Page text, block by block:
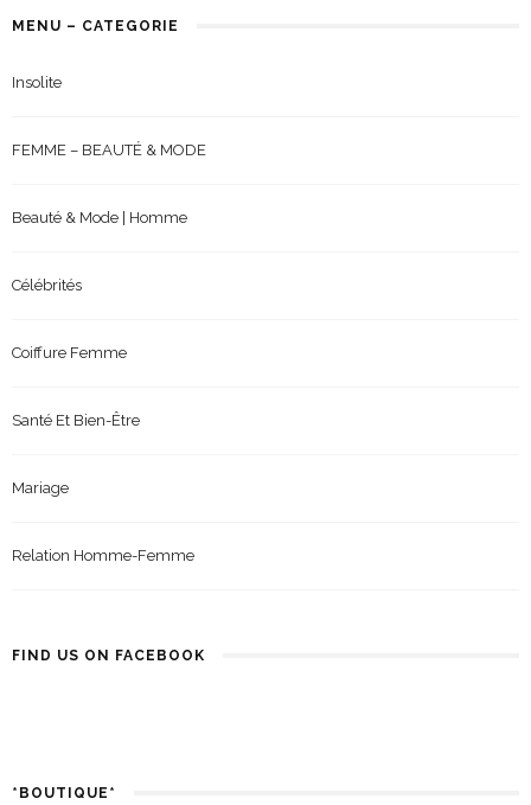
MENU – CATEGORIE
Insolite
FEMME – BEAUTÉ & MODE
Beauté & Mode | Homme
Célébrités
Coiffure Femme
Santé Et Bien-Être
Mariage
Relation Homme-Femme
FIND US ON FACEBOOK
*BOUTIQUE*